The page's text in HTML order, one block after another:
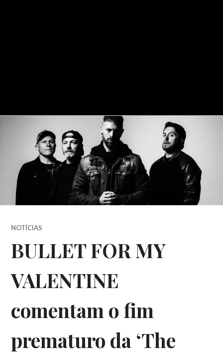
NOTÍCIAS
BULLET FOR MY
VALENTINE
comentam o fim
prematuro da ‘The